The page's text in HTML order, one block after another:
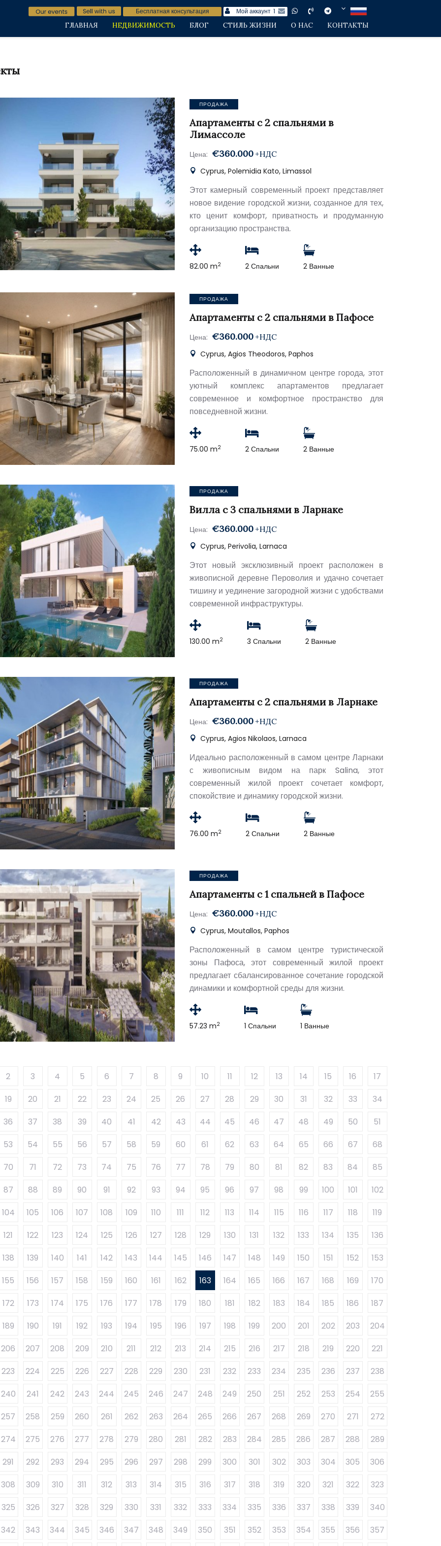
Бесплатная консультация Мой аккаунт 1
ГЛАВНАЯ НЕДВИЖИМОСТЬ БЛОГ СТИЛЬ ЖИЗНИ О НАС КОНТАКТЫ
ПРОДАЖА
Апартаменты с 2 спальнями в
Лимассоле
Цена: €360.000 +НДС
Cyprus, Polemidia Kato, Limassol
Этот камерный современный проект представляет
новое видение городской жизни, созданное для тех,
кто ценит комфорт, приватность и продуманную
организацию пространства.
82.00 m2 2 Спальни 2 Ванные
ПРОДАЖА
Апартаменты с 2 спальнями в Пафосе
Цена: €360.000 +НДС
Cyprus, Agios Theodoros, Paphos
Расположенный в динамичном центре города, этот
уютный комплекс апартаментов предлагает
современное и комфортное пространство для
повседневной жизни.
75.00 m2 2 Спальни 2 Ванные
ПРОДАЖА
Вилла с 3 спальнями в Ларнаке
Цена: €360.000 +НДС
Cyprus, Perivolia, Larnaca
Этот новый эксклюзивный проект расположен в
живописной деревне Пероволия и удачно сочетает
тишину и уединение загородной жизни с удобствами
современной инфраструктуры.
130.00 m2 3 Спальни 2 Ванные
ПРОДАЖА
Апартаменты с 2 спальнями в Ларнаке
Цена: €360.000 +НДС
Cyprus, Agios Nikolaos, Larnaca
Идеально расположенный в самом центре Ларнаки
с живописным видом на парк Salina, этот
современный жилой проект сочетает комфорт,
спокойствие и динамику городской жизни.
76.00 m2 2 Спальни 2 Ванные
ПРОДАЖА
Апартаменты с 1 спальней в Пафосе
Цена: €360.000 +НДС
Cyprus, Moutallos, Paphos
Расположенный в самом центре туристической
зоны Пафоса, этот современный жилой проект
предлагает сбалансированное сочетание городской
динамики и комфортной среды для жизни.
57.23 m2 1 Спальни 1 Ванные
2 3 4 5 6 7 8 9 10 11 12 13 14 15 16
17
19
20 21 22 23 24 25 26 27 28 29 30 31 32 33
34
36
37 38 39 40 41 42 43 44 45 46 47 48 49 50
51
53
54 55 56 57 58 59 60 61 62 63 64 65 66 67
68
70
71 72 73 74 75 76 77 78 79 80 81 82 83 84
85
87
88 89 90 91 92 93 94 95 96 97 98 99 100 101
102
104
105 106 107 108 109 110 111 112 113 114 115 116 117 118
119
121
122 123 124 125 126 127 128 129 130 131 132 133 134 135
136
138
139 140 141 142 143 144 145 146 147 148 149 150 151 152
153
155
156 157 158 159 160 161 162 163 164 165 166 167 168 169
170
172
173 174 175 176 177 178 179 180 181 182 183 184 185 186
187
189
190 191 192 193 194 195 196 197 198 199 200 201 202 203
204
206
207 208 209 210 211 212 213 214 215 216 217 218 219 220
221
223
224 225 226 227 228 229 230 231 232 233 234 235 236 237
238
240
241 242 243 244 245 246 247 248 249 250 251 252 253 254
255
257
258 259 260 261 262 263 264 265 266 267 268 269 270 271
272
274
275 276 277 278 279 280 281 282 283 284 285 286 287 288
289
291
292 293 294 295 296 297 298 299 300 301 302 303 304 305
306
308
309 310 311 312 313 314 315 316 317 318 319 320 321 322
323
325
326 327 328 329 330 331 332 333 334 335 336 337 338 339
340
342
343 344 345 346 347 348 349 350 351 352 353 354 355 356 357